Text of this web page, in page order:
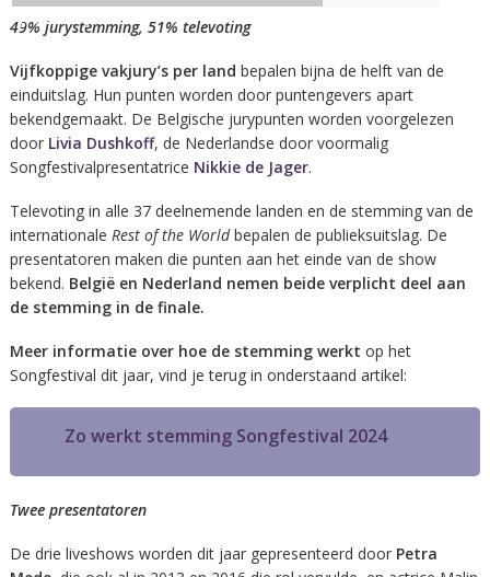
Oostenrijk
49% jurystemming, 51% televoting
Vijfkoppige vakjury’s per land bepalen bijna de helft van de
einduitslag. Hun punten worden door puntengevers apart
bekendgemaakt. De Belgische jurypunten worden voorgelezen
door Livia Dushkoff, de Nederlandse door voormalig
Songfestivalpresentatrice Nikkie de Jager.
Televoting in alle 37 deelnemende landen en de stemming van de
internationale Rest of the Worldbepalen de publieksuitslag. De
presentatoren maken die punten aan het einde van de show
bekend. België en Nederland nemen beide verplicht deel aan
de stemming in de finale.
Meer informatie over hoe de stemming werkt op het
Songfestival dit jaar, vind je terug in onderstaand artikel:
Zo werkt stemming Songfestival 2024
Twee presentatoren
De drie liveshows worden dit jaar gepresenteerd door Petra